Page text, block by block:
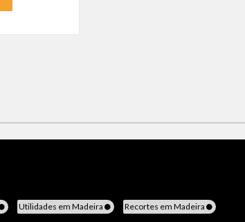
Utilidades em Madeira Recortes em Madeira